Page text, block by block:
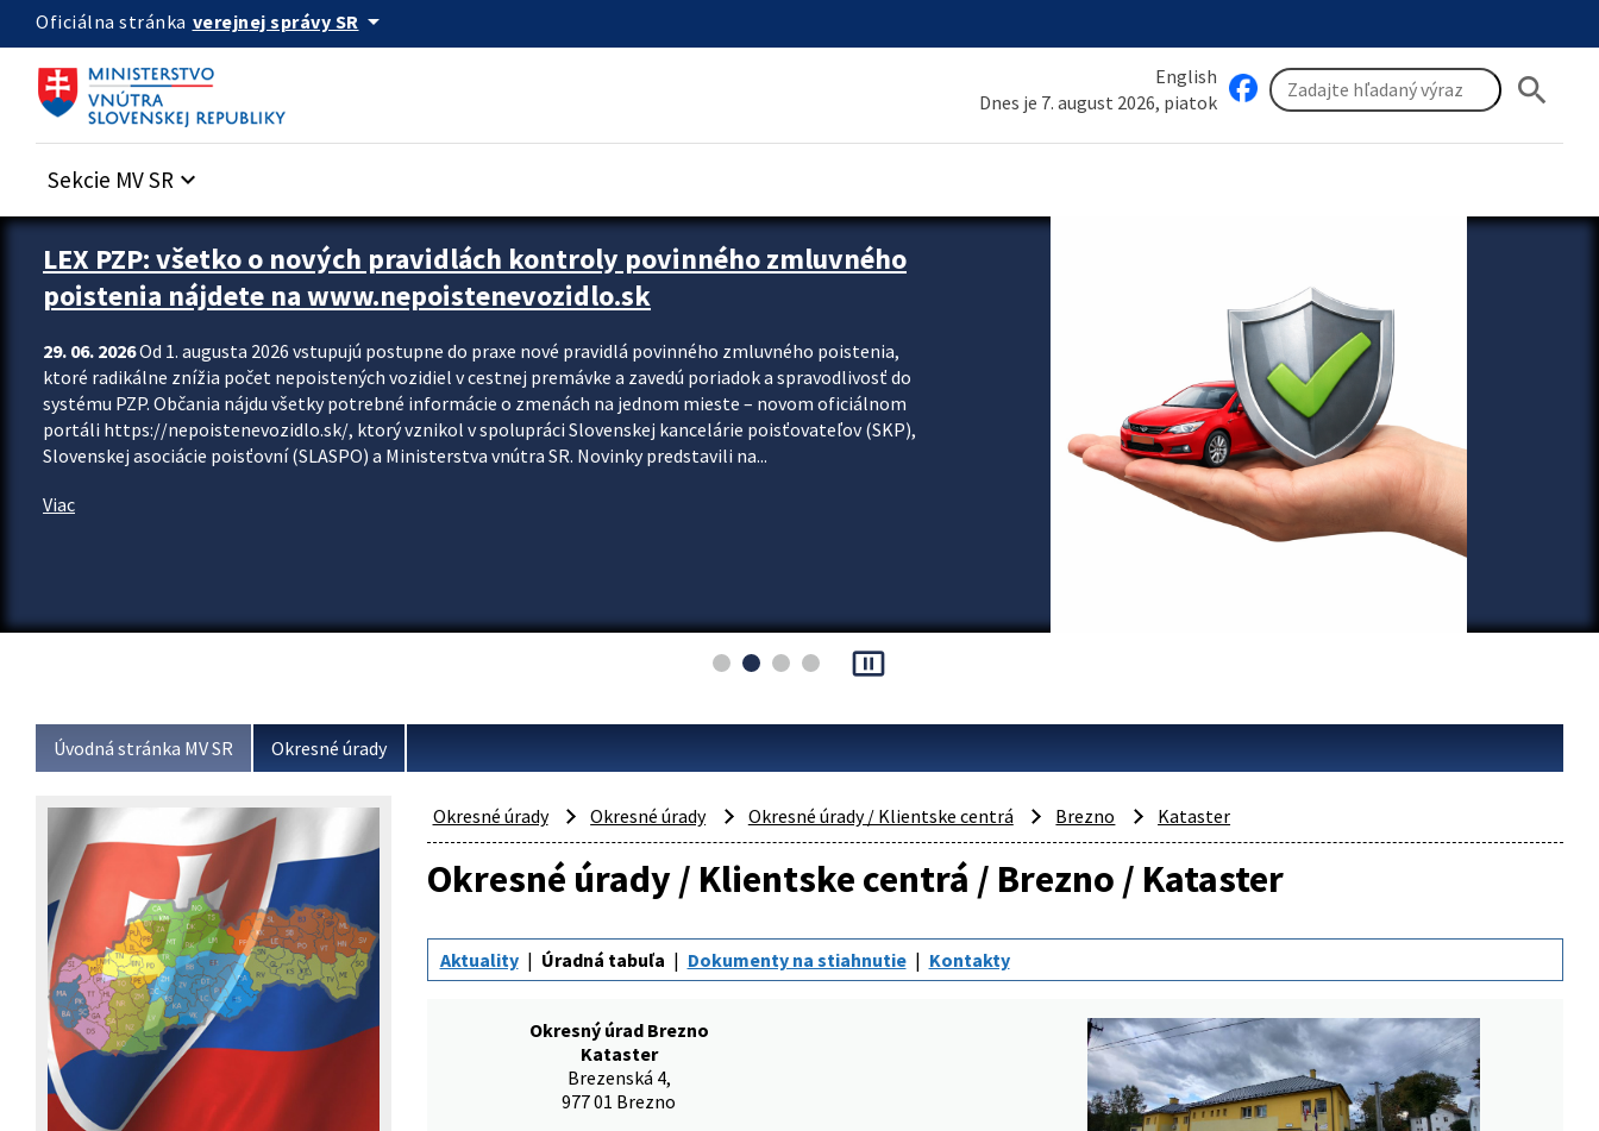
Preskocit na hlavný obsah
Oficiálna stránka verejnej správy SR arrow_drop_down
English
Dnes je 7. august 2026, piatok
search
Sekcie MV SR keyboard_arrow_down
Zastavit automatický posun upútavok
LEX PZP: všetko o nových pravidlách kontroly povinného zmluvného
poistenia nájdete na www.nepoistenevozidlo.sk
29. 06. 2026Od 1. augusta 2026 vstupujú postupne do praxe nové pravidlá povinného zmluvného poistenia,
ktoré radikálne znížia počet nepoistených vozidiel v cestnej premávke a zavedú poriadok a spravodlivosť do
systému PZP. Občania nájdu všetky potrebné informácie o zmenách na jednom mieste – novom oficiálnom
portáli https://nepoistenevozidlo.sk/, ktorý vznikol v spolupráci Slovenskej kancelárie poisťovateľov (SKP),
Slovenskej asociácie poisťovní (SLASPO) a Ministerstva vnútra SR. Novinky predstavili na...
Viac
pause_presentation
Úvodná stránka MV SR Okresné úrady
Okresné úrady Okresné úrady Okresné úrady / Klientske centrá Brezno Kataster
Okresné úrady / Klientske centrá / Brezno / Kataster
Aktuality Úradná tabuľa Dokumenty na stiahnutie Kontakty
Okresný úrad Brezno
Kataster
Brezenská 4,
977 01 Brezno